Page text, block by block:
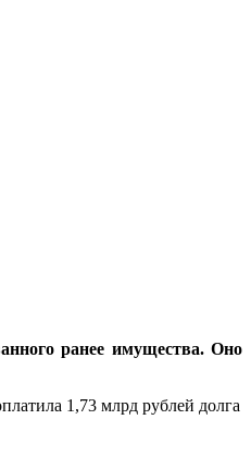
ранее имущества. Оно
1,73 млрд рублей долга